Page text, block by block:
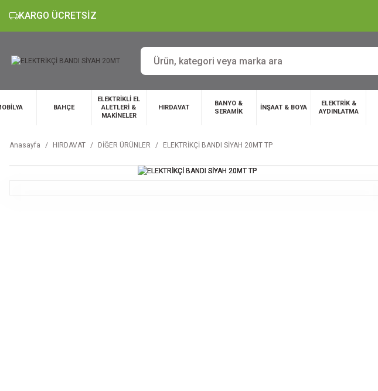
KARGO ÜCRETSİZ
BAHÇE
ELEKTRİKLİ EL
ALETLERİ &
MAKİNELER
HIRDAVAT
BANYO &
SERAMİK
İNŞAAT & BOYA
ELEKTRİK &
AYDINLATMA
Anasayfa HIRDAVAT DİĞER ÜRÜNLER ELEKTRİKÇİ BANDI SİYAH 20MT TP